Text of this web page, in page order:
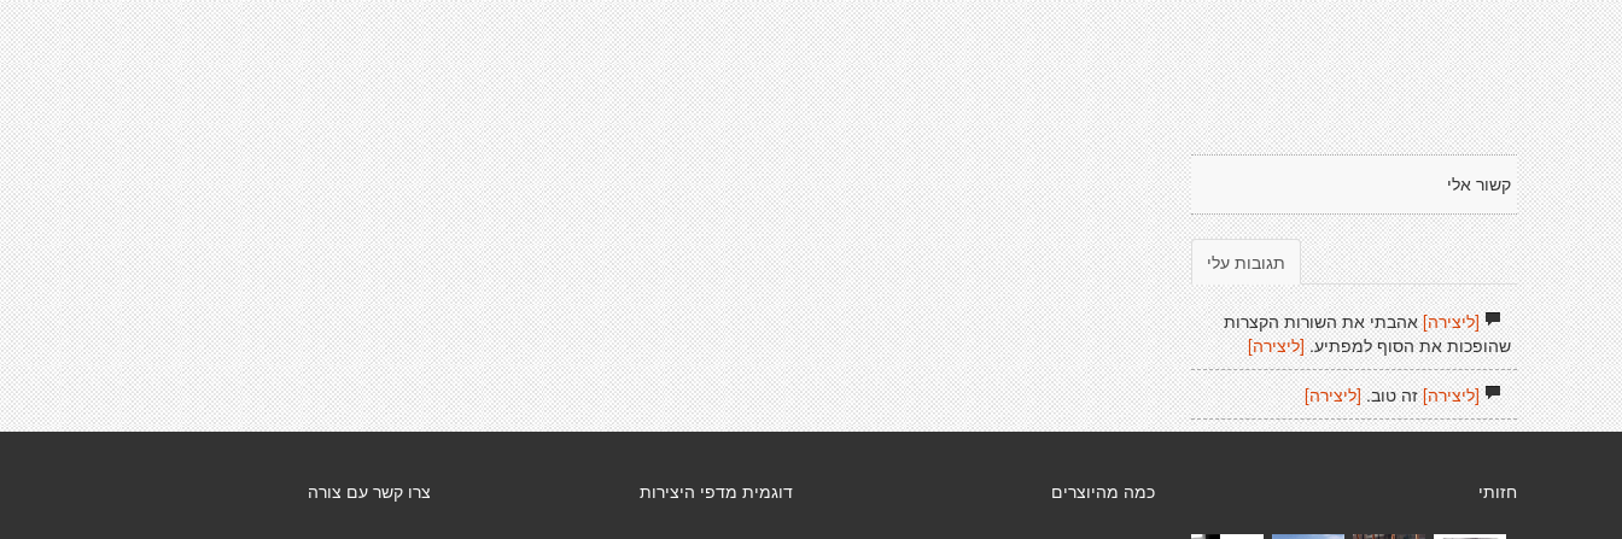
קשור אלי
תגובות עלי
[ליצירה]אהבתי את השורות הקצרות
שהופכות את הסוף למפתיע.[ליצירה]
[ליצירה]זה טוב. [ליצירה]
צרו קשר עם צורה דוגמית מדפי היצירות כמה מהיוצרים חזותי